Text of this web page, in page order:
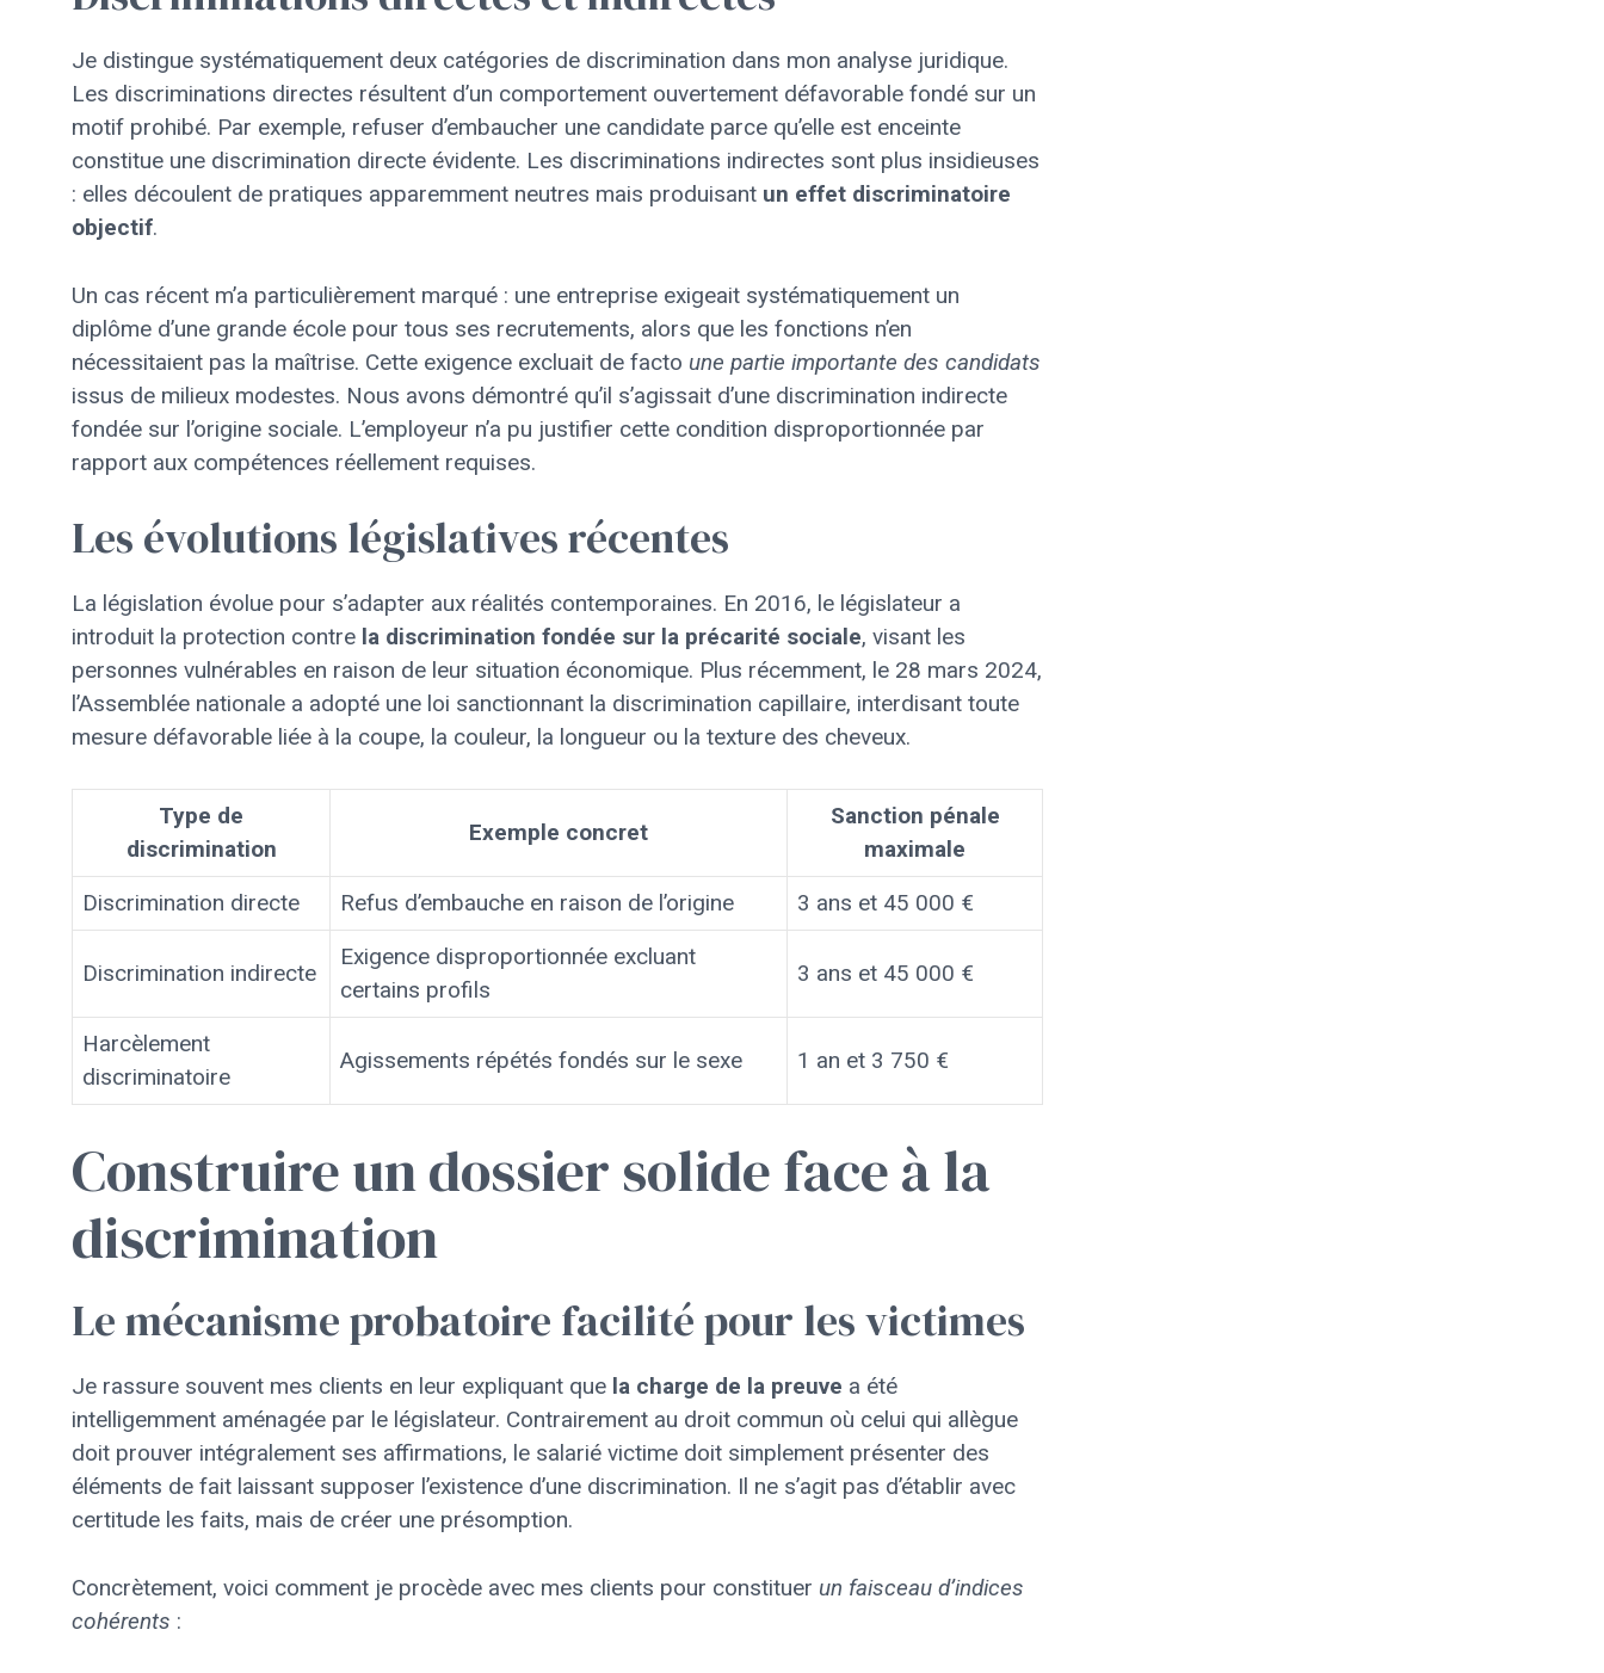
Je distingue systématiquement deux catégories de discrimination dans mon analyse juridique.
Les discriminations directes résultent d’un comportement ouvertement défavorable fondé sur un
motif prohibé. Par exemple, refuser d’embaucher une candidate parce qu’elle est enceinte
constitue une discrimination directe évidente. Les discriminations indirectes sont plus insidieuses
: elles découlent de pratiques apparemment neutres mais produisant un effet discriminatoire
objectif.
Un cas récent m’a particulièrement marqué : une entreprise exigeait systématiquement un
diplôme d’une grande école pour tous ses recrutements, alors que les fonctions n’en
nécessitaient pas la maîtrise. Cette exigence excluait de facto une partie importante des candidats
issus de milieux modestes. Nous avons démontré qu’il s’agissait d’une discrimination indirecte
fondée sur l’origine sociale. L’employeur n’a pu justifier cette condition disproportionnée par
rapport aux compétences réellement requises.
Les évolutions législatives récentes
La législation évolue pour s’adapter aux réalités contemporaines. En 2016, le législateur a
introduit la protection contre la discrimination fondée sur la précarité sociale, visant les
personnes vulnérables en raison de leur situation économique. Plus récemment, le 28 mars 2024,
l’Assemblée nationale a adopté une loi sanctionnant la discrimination capillaire, interdisant toute
mesure défavorable liée à la coupe, la couleur, la longueur ou la texture des cheveux.
Type de
discrimination
Exemple concret
Sanction pénale
maximale
Discrimination directe
Refus d’embauche en raison de l’origine 3 ans et 45 000 €
Discrimination indirecte
Exigence disproportionnée excluant
certains profils
3 ans et 45 000 €
Harcèlement
discriminatoire
Agissements répétés fondés sur le sexe 1 an et 3 750 €
Construire un dossier solide face à la
discrimination
Le mécanisme probatoire facilité pour les victimes
Je rassure souvent mes clients en leur expliquant que la charge de la preuve a été
intelligemment aménagée par le législateur. Contrairement au droit commun où celui qui allègue
doit prouver intégralement ses affirmations, le salarié victime doit simplement présenter des
éléments de fait laissant supposer l’existence d’une discrimination. Il ne s’agit pas d’établir avec
certitude les faits, mais de créer une présomption.
Concrètement, voici comment je procède avec mes clients pour constituer un faisceau d’indices
cohérents :